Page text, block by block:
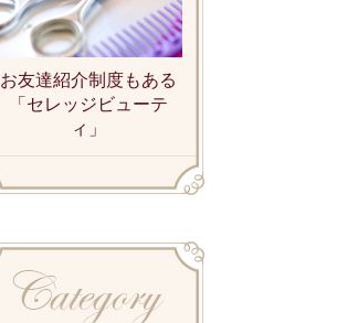
お友達紹介制度もある
「セレッジビューテ
ィ」